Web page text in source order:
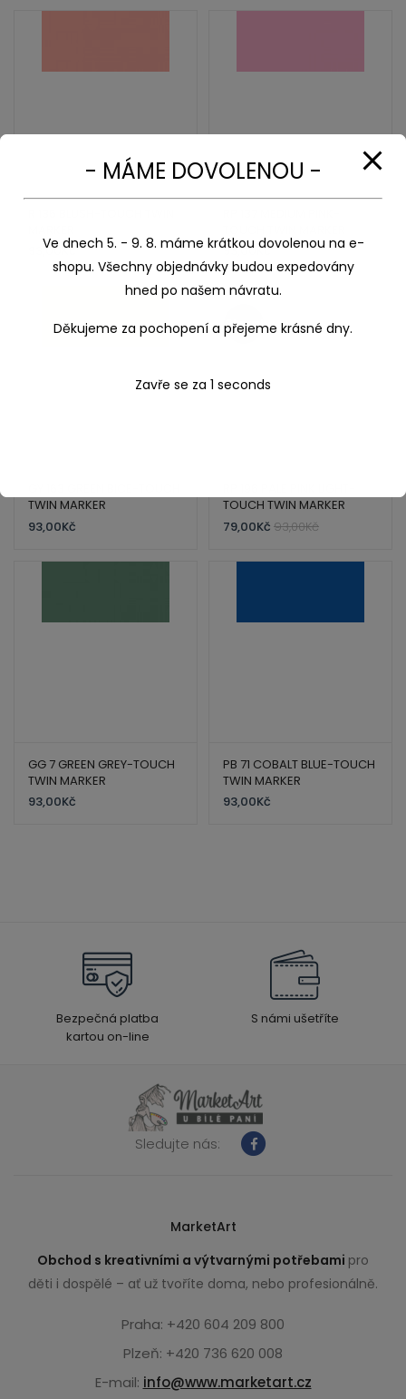
93,00 Kč
93,00 Kč
TWIN MARKER
93,00Kč
Sleva!
TOUCH TWIN MARKER
79,00Kč 93,00Kč
GG 7 GREEN GREY-TOUCH
TWIN MARKER
93,00Kč
PB 71 COBALT BLUE-TOUCH
TWIN MARKER
93,00Kč
Bezpečná platba
kartou on-line
S námi ušetříte
Sledujte nás:
MarketArt
Obchod s kreativními a výtvarnými potřebami pro
děti i dospělé – ať už tvoříte doma, nebo profesionálně.
Praha: +420 604 209 800
Plzeň: +420 736 620 008
E-mail: info@www.marketart.cz
- MÁME DOVOLENOU -
Ve dnech 5. - 9. 8. máme krátkou dovolenou na e-
shopu. Všechny objednávky budou expedovány
hned po našem návratu.
Děkujeme za pochopení a přejeme krásné dny.
Zavře se za 1 seconds